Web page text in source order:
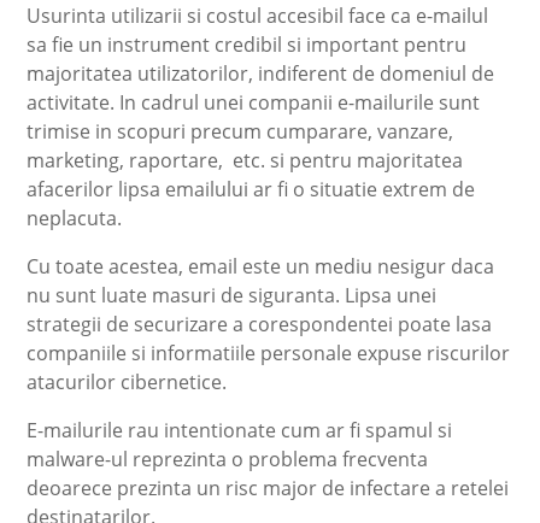
Usurinta utilizarii si costul accesibil face ca e-mailul
sa fie un instrument credibil si important pentru
majoritatea utilizatorilor, indiferent de domeniul de
activitate. In cadrul unei companii e-mailurile sunt
trimise in scopuri precum cumparare, vanzare,
marketing, raportare, etc. si pentru majoritatea
afacerilor lipsa emailului ar fi o situatie extrem de
neplacuta.
Cu toate acestea, email este un mediu nesigur daca
nu sunt luate masuri de siguranta. Lipsa unei
strategii de securizare a corespondentei poate lasa
companiile si informatiile personale expuse riscurilor
atacurilor cibernetice.
E-mailurile rau intentionate cum ar fi spamul si
malware-ul reprezinta o problema frecventa
deoarece prezinta un risc major de infectare a retelei
destinatarilor.